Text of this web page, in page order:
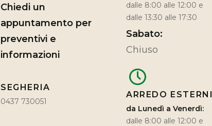
Chiedi un
appuntamento per
preventivi e
informazioni
SEGHERIA
0437 730051
dalle 8:00 alle 12:00 e
dalle 13:30 alle 17:30
Sabato:
Chiuso
ARREDO ESTERNI
da Lunedì a Venerdì:
dalle 8:00 alle 12:00 e